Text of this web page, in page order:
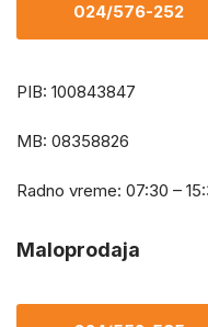
024/576-252
PIB: 100843847
MB: 08358826
Radno vreme: 07:30 –
Maloprodaja